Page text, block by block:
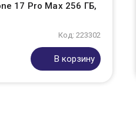
17 Pro Max 256 ГБ,
Код: 223302
В корзину